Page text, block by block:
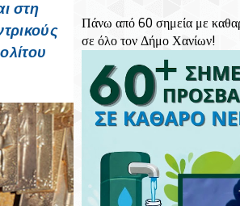
στη
Αλήθειες Σας, Μισώ Τα
Κυκλοφόρησε Από Τις
Το Αστυνομικό
Κατερίνας Πανούση Οι
Σεβασμός Σε Κάθε Ζωή:
Τις Υποχρεώσεις Των
Συντροφιάς
9 Αυγούστου 1978 Ο
Πάνω από 60 σημεία με
σε όλο τον Δήμο Χανίων!